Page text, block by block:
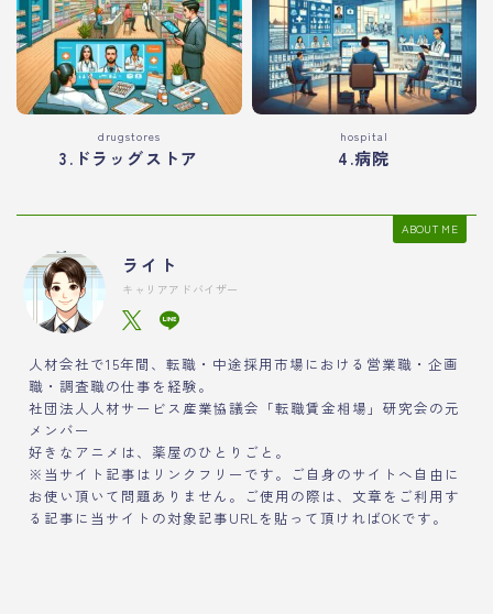
drugstores
3.ドラッグストア
hospital
4.病院
ABOUT ME
ライト
キャリアアドバイザー
人材会社で15年間、転職・中途採用市場における営業職・企画
職・調査職の仕事を経験。
社団法人人材サービス産業協議会「転職賃金相場」研究会の元
メンバー
好きなアニメは、薬屋のひとりごと。
※当サイト記事はリンクフリーです。ご自身のサイトへ自由に
お使い頂いて問題ありません。ご使用の際は、文章をご利用す
る記事に当サイトの対象記事URLを貼って頂ければOKです。